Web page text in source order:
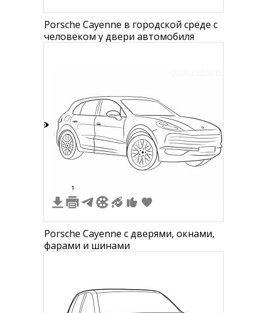
Porsche Cayenne в городской среде с
человеком у двери автомобиля
1
Porsche Cayenne с дверями, окнами,
фарами и шинами